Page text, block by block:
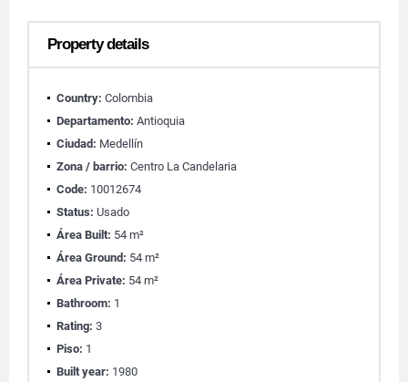
Property details
Country: Colombia
Departamento: Antioquia
Ciudad: Medellín
Zona / barrio: Centro La Candelaria
Code: 10012674
Status: Usado
Área Built: 54 m²
Área Ground: 54 m²
Área Private: 54 m²
Bathroom: 1
Rating: 3
Piso: 1
Built year: 1980